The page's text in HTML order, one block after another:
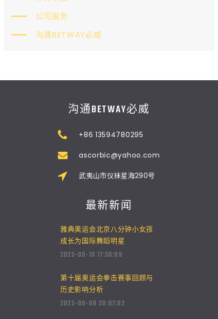
公司服务
沟通BETWAY必威
沟通BETWAY必威
+86 13594780295
ascorbic@yahoo.com
武夷山市仪袜星海290号
最新新闻
雅典奥运会北京八分钟小女孩
成长为国际舞蹈明星
2025-09-10 17:50:09
第十届奥运会拳击赛事回顾与
历史影响分析
2025-09-08 20:07:02